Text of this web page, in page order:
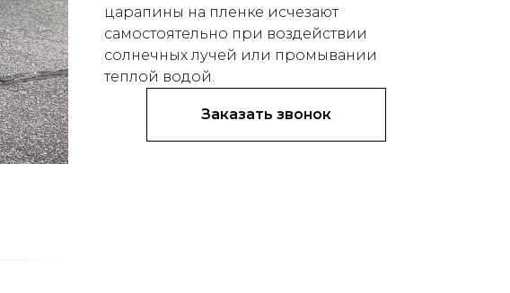
царапины на пленке исчезают
самостоятельно при воздействии
солнечных лучей или промывании
теплой водой.
Заказать звонок